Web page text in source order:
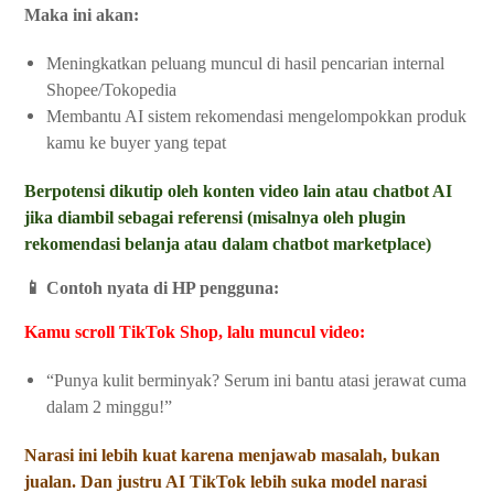
Maka ini akan:
Meningkatkan peluang muncul di hasil pencarian internal
Shopee/Tokopedia
Membantu AI sistem rekomendasi mengelompokkan produk
kamu ke buyer yang tepat
Berpotensi dikutip oleh konten video lain atau chatbot AI
jika diambil sebagai referensi (misalnya oleh plugin
rekomendasi belanja atau dalam chatbot marketplace)
📱 Contoh nyata di HP pengguna:
Kamu scroll TikTok Shop, lalu muncul video:
“Punya kulit berminyak? Serum ini bantu atasi jerawat cuma
dalam 2 minggu!”
Narasi ini lebih kuat karena menjawab masalah, bukan
jualan. Dan justru AI TikTok lebih suka model narasi